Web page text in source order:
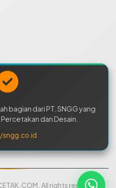
bagian dari PT. SNGG yang
dan Desain.
All rights reserved.